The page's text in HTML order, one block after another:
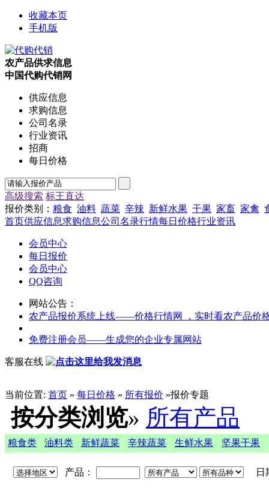
收藏本页
手机版
农产品供求信息
中国代购代销网
供应信息
求购信息
公司名录
行业资讯
招商
每日价格
高级搜索 标王直达
报价类别： 粮食 油料 蔬菜 辛辣 新鲜水果 干果 家畜 家禽
首页供应信息求购信息公司名录行情每日价格行业资讯
会员中心
每日报价
会员中心
QQ咨询
网站公告：
农产品报价系统上线——价格行情网 ，实时看农产品价
免费注册会员——生成您的企业专属网站
客服在线
当前位置: 首页 » 每日价格 » 所有报价 »报价专题
按分类浏览» 所有产品
粮食类 油料类 新鲜蔬菜 辛辣蔬菜 生鲜水果 坚果干果
产品： 日